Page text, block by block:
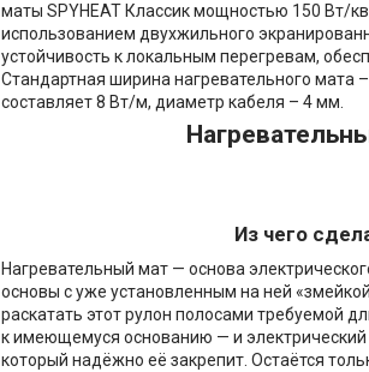
маты SPYHEAT Классик мощностью 150 Вт/
использованием двухжильного
устойчивость к локальным перегревам,
Стандартная ширина нагревательного мата
составляет 8 Вт/м, диаметр кабеля – 4 мм.
Из чего
Нагревательный мат — основа
основы с уже установленным на ней
раскатать этот рулон полосами требуемой
к имеющемуся основанию — и электрический
который надёжно её закрепит. Остаётся